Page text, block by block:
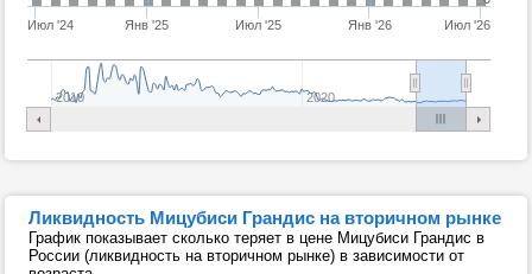
Июл '24 Янв '25 Июл '25 Янв '26 Июл '26
2010 2020
Ликвидность Мицубиси Грандис на вторичном рынке
График показывает сколько теряет в цене Мицубиси Грандис в
России (ликвидность на вторичном рынке) в зависимости от